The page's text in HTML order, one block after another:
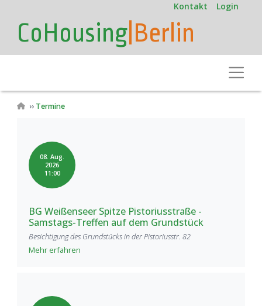
Inhaltaccount
menu
Kontakt Login
CoHousing |Berlin
Pfadnavigation
Termine
08. Aug.
2026
11:00
BG Weißenseer Spitze Pistoriusstraße -
Samstags-Treffen auf dem Grundstück
Besichtigung des Grundstücks in der Pistoriusstr. 82
Mehr erfahren